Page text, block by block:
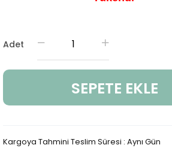
Adet
Kargoya Tahmini Teslim Süresi : Aynı Gün